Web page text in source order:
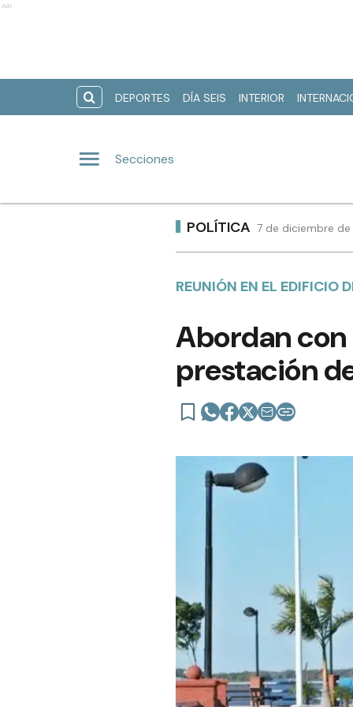
Ads
DEPORTES DÍA SEIS INTERIOR
Secciones
POLÍTICA 7 de diciembre
REUNIÓN EN EL EDIFICIO
Abordan
prestación